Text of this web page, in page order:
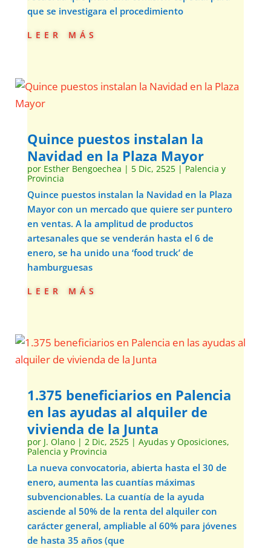
que se investigara el procedimiento
leer más
Quince puestos instalan la
Navidad en la Plaza Mayor
por Esther Bengoechea | 5 Dic, 2525| Palencia y
Provincia
Quince puestos instalan la Navidad en la Plaza
Mayor con un mercado que quiere ser puntero
en ventas. A la amplitud de productos
artesanales que se venderán hasta el 6 de
enero, se ha unido una ‘food truck’ de
hamburguesas
leer más
1.375 beneficiarios en Palencia
en las ayudas al alquiler de
vivienda de la Junta
por J. Olano| 2 Dic, 2525| Ayudas y Oposiciones,
Palencia y Provincia
La nueva convocatoria, abierta hasta el 30 de
enero, aumenta las cuantías máximas
subvencionables. La cuantía de la ayuda
asciende al 50% de la renta del alquiler con
carácter general, ampliable al 60% para jóvenes
de hasta 35 años (que